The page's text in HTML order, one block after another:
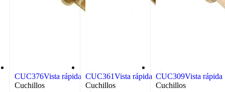
CUC376Vista rápida
Cuchillos
CUC361Vista rápida
Cuchillos
CUC309Vista rápida
Cuchillos